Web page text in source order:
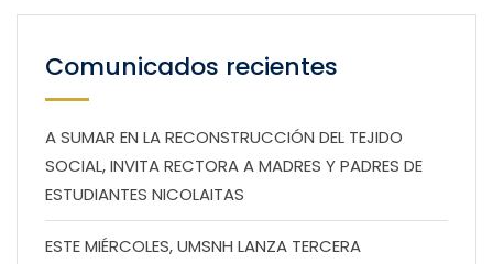
Comunicados recientes
A SUMAR EN LA RECONSTRUCCIÓN DEL TEJIDO
SOCIAL, INVITA RECTORA A MADRES Y PADRES DE
ESTUDIANTES NICOLAITAS
ESTE MIÉRCOLES, UMSNH LANZA TERCERA